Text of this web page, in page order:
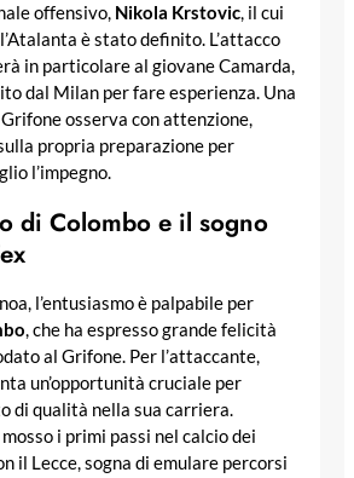
offensivo, Nikola Krstovic, il cui
è stato definito. L’attacco
in particolare al giovane Camarda,
dal Milan per fare esperienza. Una
osserva con attenzione,
propria preparazione per
l’impegno.
di Colombo e il sogno
l’entusiasmo è palpabile per
, che ha espresso grande felicità
al Grifone. Per l’attaccante,
un’opportunità cruciale per
di qualità nella sua carriera.
i primi passi nel calcio dei
il Lecce, sogna di emulare percorsi